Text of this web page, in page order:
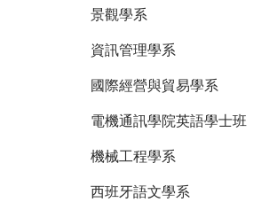
景觀學系
資訊管理學系
國際經營與貿易學系
電機通訊學院英語學士班
機械工程學系
西班牙語文學系